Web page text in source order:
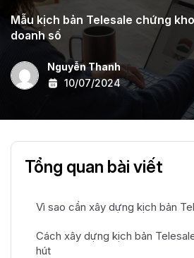
Mẫu kịch bản Telesale chứng
doanh số
Nguyễn Thanh
10/07/2024
Tổng quan bài viết
Vì sao cần xây dựng kịch bản
Cách xây dựng kịch bản
hút